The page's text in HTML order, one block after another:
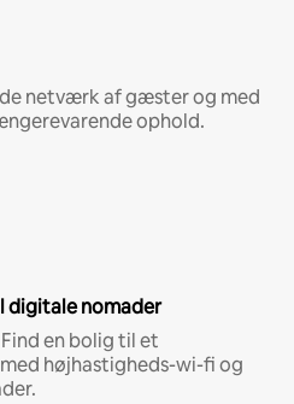
netværk af gæster og med
ophold.
digitale nomader
en bolig til et
højhastigheds-wi-fi og